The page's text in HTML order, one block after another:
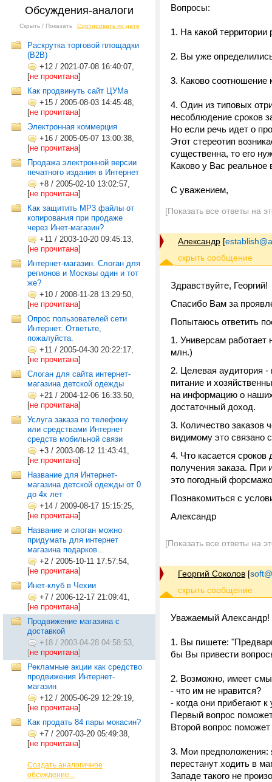
Обсуждения-аналоги
Скрыть / Показать Сортировать по дате
Раскрутка торговой площадки
(В2В)
+12 / 2021-07-08 16:40:07,
[не прочитана]
Как продвинуть сайт ЦУМа
+15 / 2005-08-03 14:45:48,
[не прочитана]
Электронная коммерция
+16 / 2005-05-07 13:00:38,
[не прочитана]
Продажа электронной версии
печатного издания в Интернет
+8 / 2005-02-10 13:02:57,
[не прочитана]
Как защитить MP3 файлы от
копирования при продаже
через Инет-магазин?
+11 / 2003-10-20 09:45:13,
[не прочитана]
Интернет-магазин. Слоган для
регионов и Москвы один и тот
же?
+10 / 2008-11-28 13:29:50,
[не прочитана]
Опрос пользователей сети
Интернет. Ответьте,
пожалуйста.
+11 / 2005-04-30 20:22:17,
[не прочитана]
Слоган для сайта интернет-
магазина детской одежды
+21 / 2004-12-06 16:33:50,
[не прочитана]
Услуга заказа по телефону
или средствами Интернет
средств мобильной связи
+3 / 2003-08-12 11:43:41,
[не прочитана]
Название для Интернет-
магазина детской одежды от 0
до 4х лет
+14 / 2009-08-17 15:15:25,
[не прочитана]
Название и слоган можно
придумать для интернет
магазина подарков...
+2 / 2005-10-11 17:57:54,
[не прочитана]
Инет-клуб в Чехии
+7 / 2006-12-17 21:09:41,
[не прочитана]
Продвижение магазина с
доставкой
+18 / 2003-04-28 04:58:53,
[не прочитана]
Рекламные акции как средство
продвижения Интернет-
магазин
+12 / 2005-06-29 12:29:19,
[не прочитана]
Как продать 84 пары мокасин?
+7 / 2007-03-20 05:49:38,
[не прочитана]
Создать аналогичное
обсуждение...
Вопросы:
1. На какой территории
2. Вы уже
3. Каково соотношение
4. Один из типовых
несоблюдение сроков
Но если речь идет о
Этот стереотип
существенна, то его
Каково у Вас реальное
С уважением,
[Показать все ответы на
Александр [
Здравствуйте, Георгий!
Спасибо Вам за
Попытаюсь ответить
1. Универсам работает
млн.)
2. Целевая аудитория
питание и
на информацию о
достаточный доход.
3. Количество заказов
видимому это связано
4. Что касается
получения заказа. При
это погодный
Познакомиться с
Александр
[Показать все ответы на
Георгий Соколов [
Уважаемый Александр!
1. Вы пишете:
бы Вы привести
2. Возможно, имеет
- что им не нравится?
- когда они прибегают
Первый вопрос
Второй вопрос
3. Мои предположения:
перестанут ходить в
Западе такого не